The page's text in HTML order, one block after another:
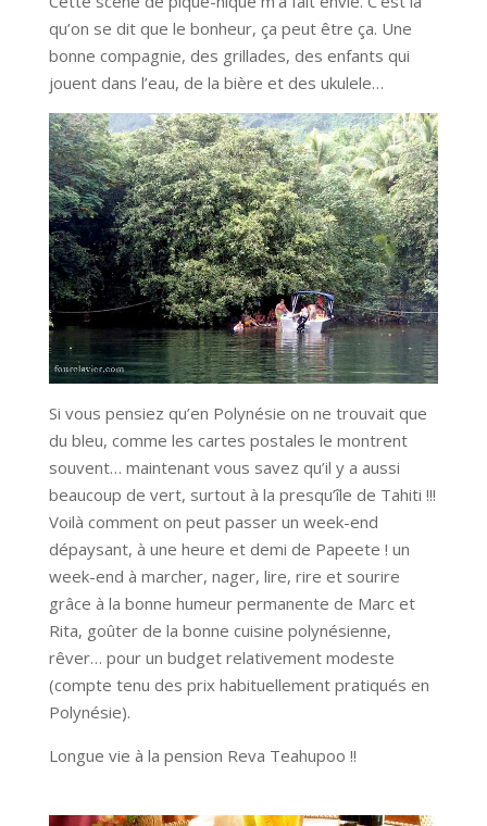
qu’on se dit que le bonheur, ça peut être ça. Une
bonne compagnie, des grillades, des enfants qui
jouent dans l’eau, de la bière et des ukulele…
Si vous pensiez qu’en Polynésie on ne trouvait que
du bleu, comme les cartes postales le montrent
souvent… maintenant vous savez qu’il y a aussi
beaucoup de vert, surtout à la presqu’île de Tahiti !!!
Voilà comment on peut passer un week-end
dépaysant, à une heure et demi de Papeete ! un
week-end à marcher, nager, lire, rire et sourire
grâce à la bonne humeur permanente de Marc et
Rita, goûter de la bonne cuisine polynésienne,
rêver… pour un budget relativement modeste
(compte tenu des prix habituellement pratiqués en
Polynésie).
Longue vie à la pension Reva Teahupoo !!